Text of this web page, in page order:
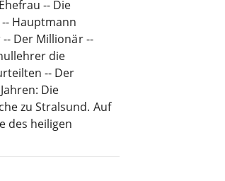
-- Die
Hauptmann
Der Millionär --
die
-- Der
Die
zu Stralsund. Auf
des heiligen